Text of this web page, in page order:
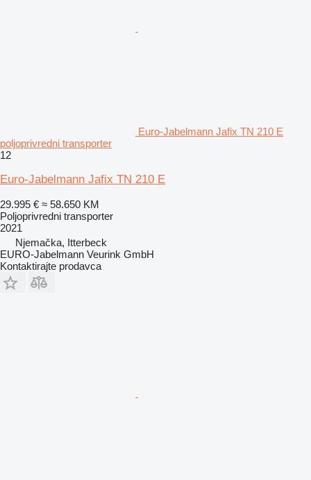
Euro-Jabelmann Jafix TN 210 E
poljoprivredni transporter
12
Euro-Jabelmann Jafix TN 210 E
29.995 € ≈ 58.650 KM
Poljoprivredni transporter
2021
Njemačka, Itterbeck
EURO-Jabelmann Veurink GmbH
Kontaktirajte prodavca